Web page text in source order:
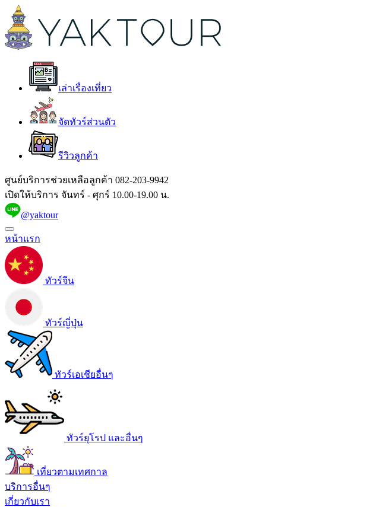
เล่าเรื่องเที่ยว
จัดทัวร์ส่วนตัว
รีวิวลูกค้า
ศูนย์บริการช่วยเหลือลูกค้า 082-203-9942
เปิดให้บริการ จันทร์ - ศุกร์ 10.00-19.00 น.
@yaktour
หน้าแรก
ทัวร์จีน
ทัวร์ญี่ปุ่น
ทัวร์เอเชียอื่นๆ
ทัวร์ยุโรป และอื่นๆ
เที่ยวตามเทศกาล
บริการอื่นๆ
เกี่ยวกับเรา